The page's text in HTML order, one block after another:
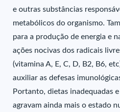
e outras substâncias
metabólicos do organismo.
para a produção de energia e
ações nocivas dos radicais
(vitamina A, E, C, D, B2, B6,
auxiliar as defesas
Portanto, dietas inadequadas
agravam ainda mais o estado